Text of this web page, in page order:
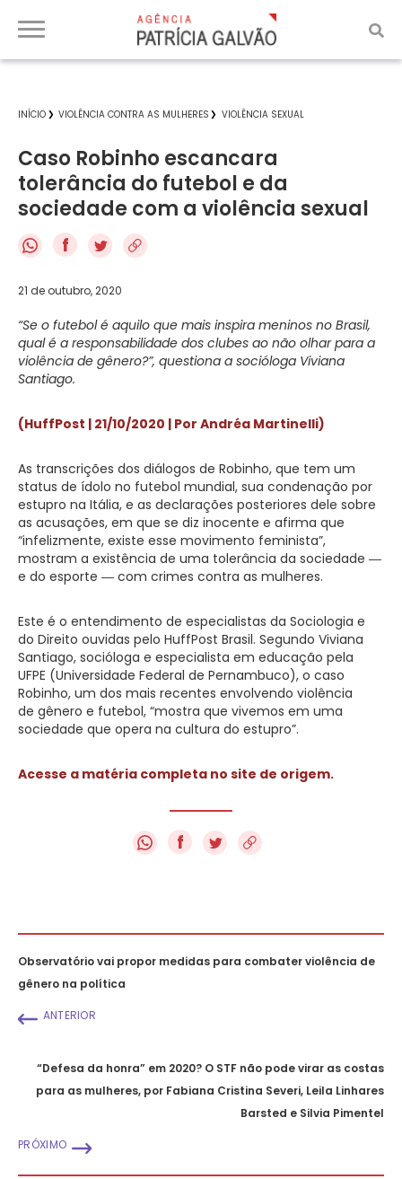
INÍCIO VIOLÊNCIA CONTRA AS MULHERES VIOLÊNCIA SEXUAL
Caso Robinho escancara
tolerância do futebol e da
sociedade com a violência sexual
f
21 de outubro, 2020
“Se o futebol é aquilo que mais inspira meninos no Brasil,
qual é a responsabilidade dos clubes ao não olhar para a
violência de gênero?”, questiona a socióloga Viviana
Santiago.
(HuffPost | 21/10/2020 | Por Andréa Martinelli)
As transcrições dos diálogos de Robinho, que tem um
status de ídolo no futebol mundial, sua condenação por
estupro na Itália, e as declarações posteriores dele sobre
as acusações, em que se diz inocente e afirma que
“infelizmente, existe esse movimento feminista”,
mostram a existência de uma tolerância da sociedade ―
e do esporte ― com crimes contra as mulheres.
Este é o entendimento de especialistas da Sociologia e
do Direito ouvidas pelo HuffPost Brasil. Segundo Viviana
Santiago, socióloga e especialista em educação pela
UFPE (Universidade Federal de Pernambuco), o caso
Robinho, um dos mais recentes envolvendo violência
de gênero e futebol, “mostra que vivemos em uma
sociedade que opera na cultura do estupro”.
Acesse a matéria completa no site de origem.
f
Observatório vai propor medidas para combater violência de
gênero na política
ANTERIOR
“Defesa da honra” em 2020? O STF não pode virar as costas
para as mulheres, por Fabiana Cristina Severi, Leila Linhares
Barsted e Silvia Pimentel
PRÓXIMO